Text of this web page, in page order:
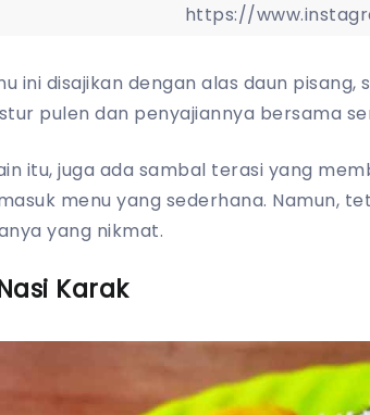
https://
ini disajikan dengan alas daun
pulen dan penyajiannya bersama
itu, juga ada sambal terasi yang
menu yang sederhana. Namun,
yang nikmat.
Karak